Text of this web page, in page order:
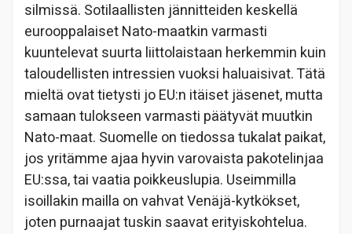
silmissä. Sotilaallisten jännitteiden keskellä
eurooppalaiset Nato-maatkin varmasti
kuuntelevat suurta liittolaistaan herkemmin kuin
taloudellisten intressien vuoksi haluaisivat. Tätä
mieltä ovat tietysti jo EU:n itäiset jäsenet, mutta
samaan tulokseen varmasti päätyvät muutkin
Nato-maat. Suomelle on tiedossa tukalat paikat,
jos yritämme ajaa hyvin varovaista pakotelinjaa
EU:ssa, tai vaatia poikkeuslupia. Useimmilla
isoillakin mailla on vahvat Venäjä-kytkökset,
joten purnaajat tuskin saavat erityiskohtelua.